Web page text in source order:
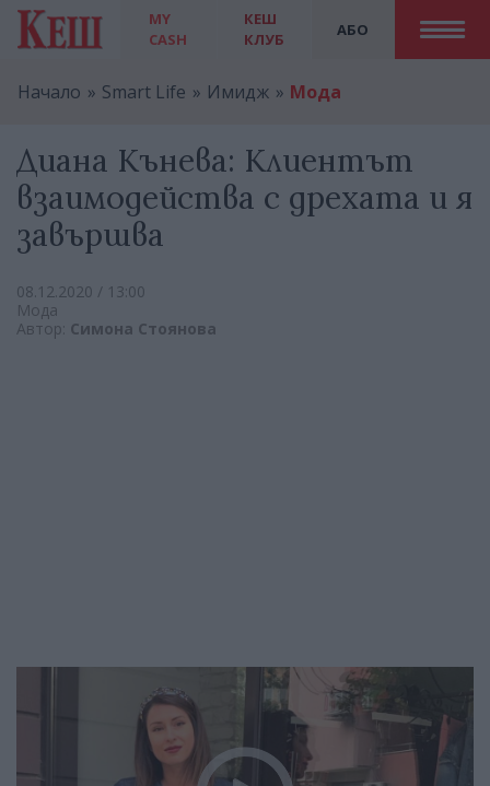
MY
CASH
АБО
КЕШ
КЛУБ
Начало Smart Life Имидж Мода
Диана Кънева: Клиентът
взаимодейства с дрехата и я
завършва
08.12.2020 / 13:00
Мода
Автор: Симона Стоянова